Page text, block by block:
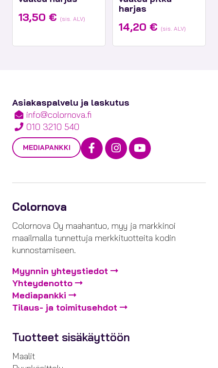
13,50 € (sis. ALV)
harjas
14,20 € (sis. ALV)
Asiakaspalvelu ja laskutus
info@colornova.fi
010 3210 540
MEDIAPANKKI Facebook
Instagram
Youtube
Colornova
Colornova Oy maahantuo, myy ja markkinoi
maailmalla tunnettuja merkkituotteita kodin
kunnostamiseen.
Myynnin yhteystiedot
Yhteydenotto
Mediapankki
Tilaus- ja toimitusehdot
Tuotteet sisäkäyttöön
Maalit